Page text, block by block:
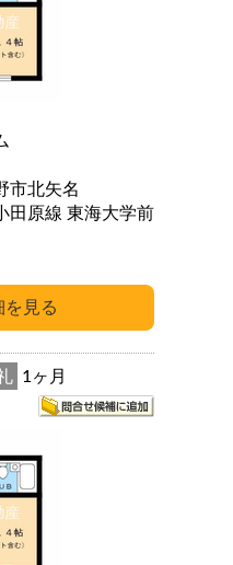
市北矢名
田原線 東海大学前
1ヶ月